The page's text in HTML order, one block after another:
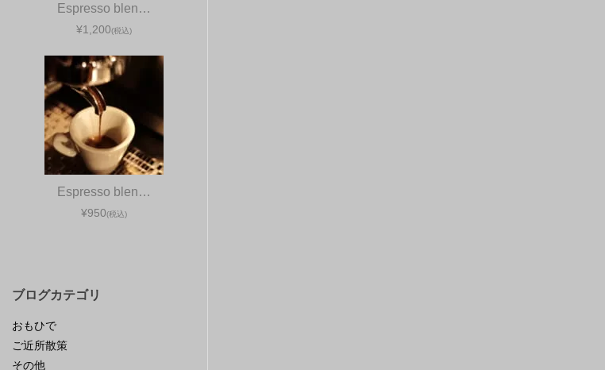
Espresso blen…
¥1,200(税込)
Espresso blen…
¥950(税込)
ブログカテゴリ
おもひで
ご近所散策
その他